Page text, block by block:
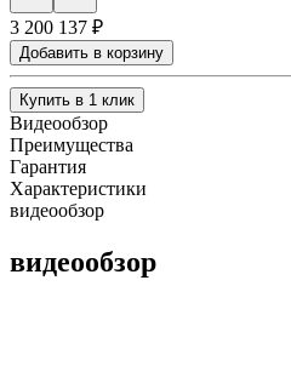
3 200 137 ₽
Добавить в корзину
Купить в 1 клик
Видеообзор
Преимущества
Гарантия
Характеристики
видеообзор
видеообзор